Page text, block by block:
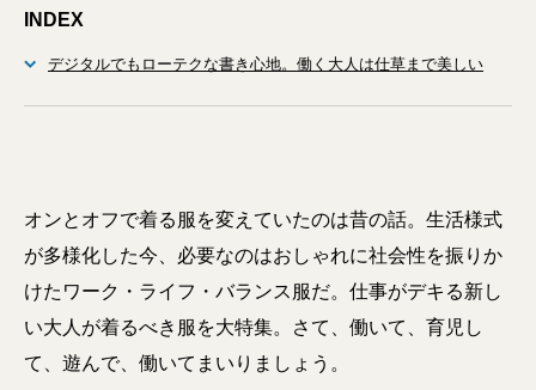
INDEX
デジタルでもローテクな書き心地。働く大人は仕草まで美しい
オンとオフで着る服を変えていたのは昔の話。生活様式
が多様化した今、必要なのはおしゃれに社会性を振りか
けたワーク・ライフ・バランス服だ。仕事がデキる新し
い大人が着るべき服を大特集。さて、働いて、育児し
て、遊んで、働いてまいりましょう。